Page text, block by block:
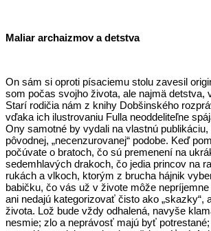
Maliar archaizmov a detstva
On sám si oproti písaciemu stolu zavesil
som počas svojho života, ale najmä detstva,
Starí rodičia nám z knihy Dobšinského
vďaka ich ilustrovaniu Fulla neoddeliteľne
Ony samotné by vydali na vlastnú
pôvodnej, „necenzurovanej“ podobe. Keď
počúvate o bratoch, čo sú premenení na
sedemhlavých drakoch, čo jedia princov na
rukách a vlkoch, ktorým z brucha hájnik
babičku, čo vás už v živote môže
ani nedajú kategorizovať čisto ako „skazky“,
života. Lož bude vždy odhalená, navyše
nesmie; zlo a neprávosť majú byť